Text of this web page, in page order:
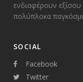
ενδιαφέρουν εξίσου
πολύπλοκα
SOCIAL
Facebook
Twitter